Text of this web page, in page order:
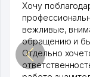
Хочу
вежливые,
обращению и
Отдельно